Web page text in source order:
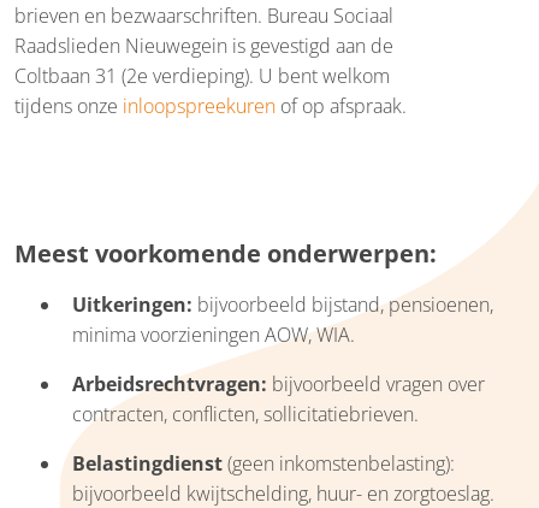
brieven en bezwaarschriften. Bureau Sociaal
Raadslieden Nieuwegein is gevestigd aan de
Coltbaan 31 (2e verdieping). U bent welkom
tijdens onze inloopspreekuren of op afspraak.
Meest voorkomende onderwerpen:
Uitkeringen: bijvoorbeeld bijstand, pensioenen,
minima voorzieningen AOW, WIA.
Arbeidsrechtvragen: bijvoorbeeld vragen over
contracten, conflicten, sollicitatiebrieven.
Belastingdienst(geen inkomstenbelasting):
bijvoorbeeld kwijtschelding, huur- en zorgtoeslag.